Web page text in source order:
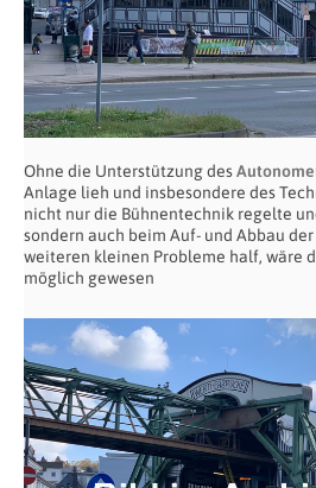
Ohne die Unterstützung des
Anlage lieh und insbesondere des
nicht nur die Bühnentechnik regelte
sondern auch beim Auf- und Abbau der
weiteren kleinen Probleme half, wäre
möglich gewesen